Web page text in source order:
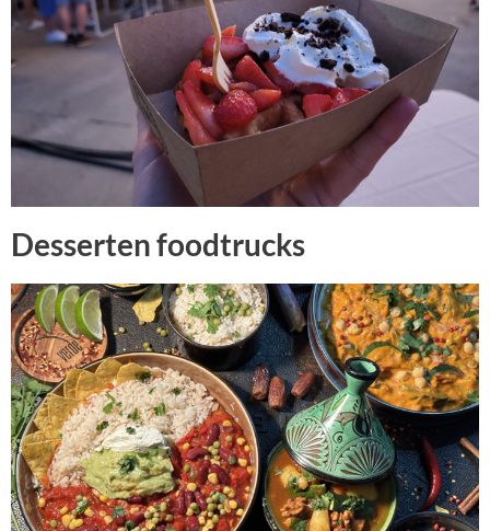
Desserten foodtrucks